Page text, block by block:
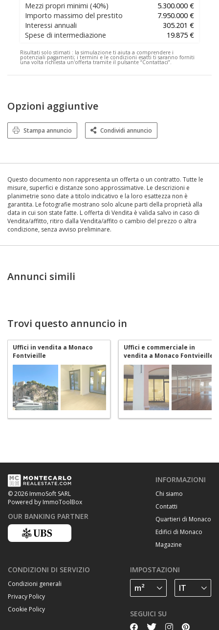
Mezzi propri minimi (40%)
5.300.000 €
Importo massimo del prestito
7.950.000 €
Interessi annuali
305.201 €
Spese di intermediazione
19.875 €
Risultati solo stimati : la simulazione ti aiuta a comprendere i
potenziali pagamenti; i termini e le condizioni esatti ti saranno forniti
una volta richiesta un'offerta tramite il pulsante “Contattaci”.
Opzioni aggiuntive
Stampa annuncio Condividi annuncio
Questo documento non rappresenta un offerta o un contratto. Tutte le
misure, superfici e distanze sono approssimative. Le descrizioni e
planimetrie sono date a titolo indicativo e la loro esattezza non è
garantita. Le fotografie mostrano solo alcune parti della proprietà alla
data in cui son state fatte. L offerta di Vendita è valida salvo in caso di
Vendita/affitto, ritiro dalla Vendita/affito o cambio del prezzo o altra
condizione, senza avviso preliminare.
Annunci simili
Trovi questo annuncio in
Uffici in vendita a Monaco
Fontvieille
Uffici e commerciale in
vendita a Monaco Fontvieille
© 2026 ImmoSoft SARL
Powered by ImmoToolBox
OUR BANKING PARTNER
INFORMAZIONI
Chi siamo
Contatti
Quartieri di Monaco
Edifici di Monaco
Magazine
CONDIZIONI DI SERVIZIO
Condizioni generali
Privacy Policy
Cookie Policy
IMPOSTAZIONI
SEGUICI SU